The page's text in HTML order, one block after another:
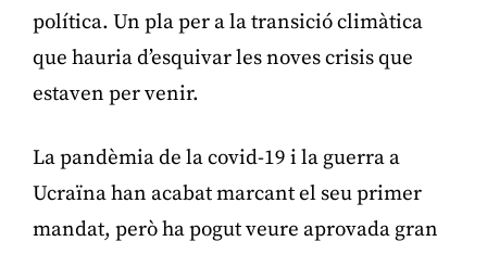
política. Un pla per a la transició climàtica
que hauria d’esquivar les noves crisis que
estaven per venir.
La pandèmia de la covid-19 i la guerra a
Ucraïna han acabat marcant el seu primer
mandat, però ha pogut veure aprovada gran